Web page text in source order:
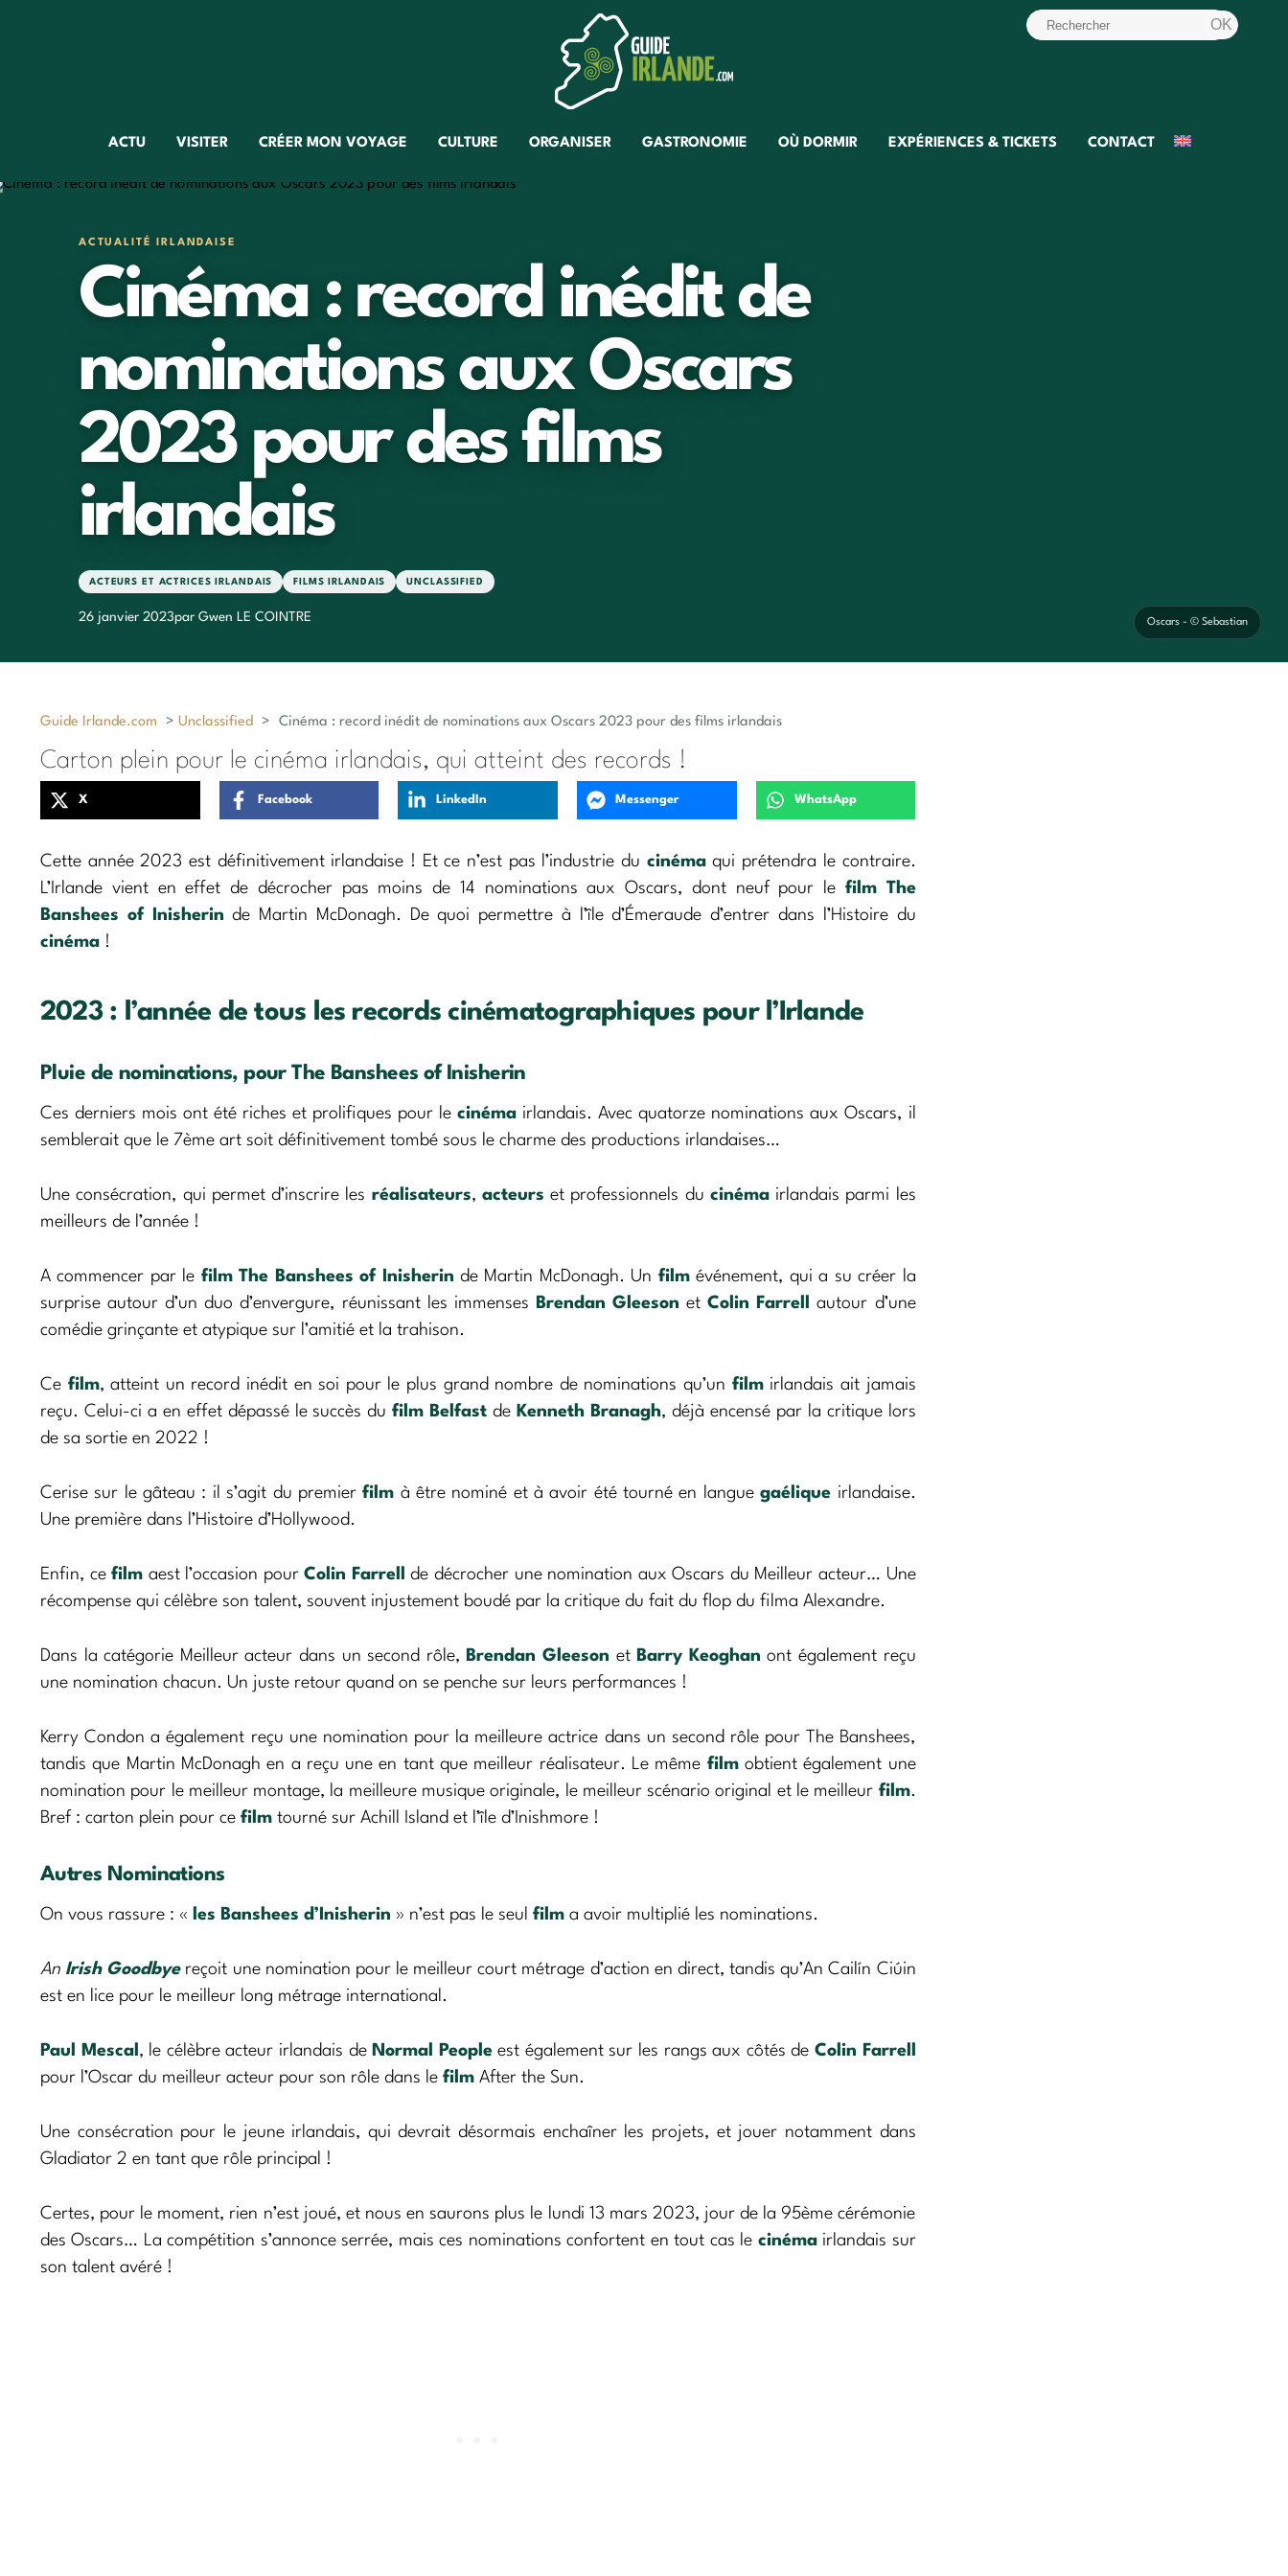
ACTU VISITER CRÉER MON VOYAGE CULTURE ORGANISER GASTRONOMIE OÙ DORMIR EXPÉRIENCES & TICKETS CONTACT
ACTUALITÉ IRLANDAISE
Cinéma : record inédit de
nominations aux Oscars
2023 pour des films
irlandais
ACTEURS ET ACTRICES IRLANDAIS FILMS IRLANDAIS UNCLASSIFIED
26 janvier 2023par Gwen LE COINTRE Oscars - © Sebastian
Guide Irlande.com > Unclassified > Cinéma : record inédit de nominations aux Oscars 2023 pour des films irlandais
Carton plein pour le cinéma irlandais, qui atteint des records !
X Facebook LinkedIn Messenger WhatsApp
Cette année 2023 est définitivement irlandaise ! Et ce n’est pas l’industrie du cinémaqui prétendra le contraire.
L’Irlande vient en effet de décrocher pas moins de 14 nominations aux Oscars, dont neuf pour le film The
Banshees of Inisherin de Martin McDonagh. De quoi permettre à l’île d’Émeraude d’entrer dans l’Histoire du
cinéma !
2023 : l’année de tous les records cinématographiques pour l’Irlande
Pluie de nominations, pour The Banshees of Inisherin
Ces derniers mois ont été riches et prolifiques pour lecinéma irlandais. Avec quatorze nominations aux Oscars, il
semblerait que le 7ème art soit définitivement tombé sous le charme des productions irlandaises…
Une consécration, qui permet d’inscrire les réalisateurs, acteurs et professionnels du cinémairlandais parmi les
meilleurs de l’année !
A commencer par le film The Banshees of Inisherin de Martin McDonagh. Un filmévénement, qui a su créer la
surprise autour d’un duo d’envergure, réunissant les immenses
Brendan Gleeson etColin Farrell
autour d’une
comédie grinçante et atypique sur l’amitié et la trahison.
Ce film, atteint un record inédit en soi pour le plus grand nombre de nominations qu’un filmirlandais ait jamais
reçu. Celui-ci a en effet dépassé le succès dufilm Belfast de Kenneth Branagh, déjà encensé par la critique lors
de sa sortie en 2022 !
Cerise sur le gâteau : il s’agit du premierfilm à être nominé et à avoir été tourné en languegaélique irlandaise.
Une première dans l’Histoire d’Hollywood.
Enfin, cefilm aest l’occasion pourColin Farrell
de décrocher une nomination aux Oscars du Meilleur acteur… Une
récompense qui célèbre son talent, souvent injustement boudé par la critique du fait du flop du filma Alexandre.
Dans la catégorie Meilleur acteur dans un second rôle, Brendan Gleeson et Barry Keoghan ont également reçu
une nomination chacun. Un juste retour quand on se penche sur leurs performances !
Kerry Condon a également reçu une nomination pour la meilleure actrice dans un second rôle pour The Banshees,
tandis que Martin McDonagh en a reçu une en tant que meilleur réalisateur. Le même filmobtient également une
nomination pour le meilleur montage, la meilleure musique originale, le meilleur scénario original et le meilleur film.
Bref : carton plein pour ce film tourné sur Achill Island et l’île d’Inishmore !
Autres Nominations
On vous rassure : « les Banshees d’Inisherin » n’est pas le seul film a avoir multiplié les nominations.
An Irish Goodbyereçoit une nomination pour le meilleur court métrage d’action en direct, tandis qu’An Cailín Ciúin
est en lice pour le meilleur long métrage international.
Paul Mescal , le célèbre acteur irlandais de Normal Peopleest également sur les rangs aux côtés de Colin Farrell
pour l’Oscar du meilleur acteur pour son rôle dans le film After the Sun.
Une consécration pour le jeune irlandais, qui devrait désormais enchaîner les projets, et jouer notamment dans
Gladiator 2 en tant que rôle principal !
Certes, pour le moment, rien n’est joué, et nous en saurons plus le lundi 13 mars 2023, jour de la 95ème cérémonie
des Oscars… La compétition s’annonce serrée, mais ces nominations confortent en tout cas le cinémairlandais sur
son talent avéré !